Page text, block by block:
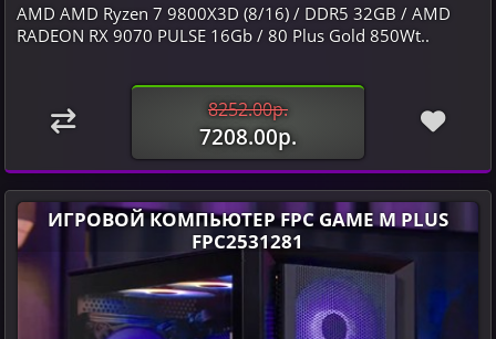
AMD AMD Ryzen 7 9800X3D (8/16) / DDR5 32GB / AMD
RADEON RX 9070 PULSE 16Gb / 80 Plus Gold 850Wt..
8252.00р.
7208.00р.
ИГРОВОЙ КОМПЬЮТЕР FPC GAME M PLUS
FPC2531281